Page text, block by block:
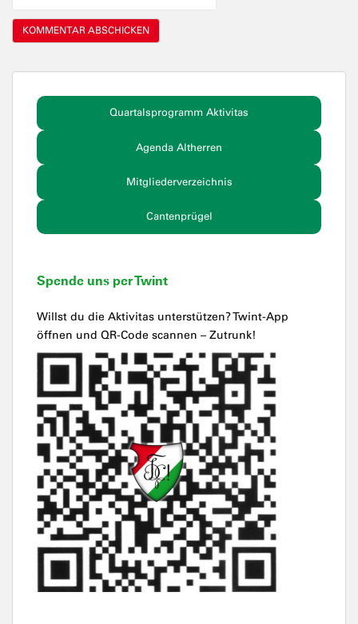
Quartalsprogramm Aktivitas
Agenda Altherren
Mitgliederverzeichnis
Cantenprügel
Spende uns per Twint
Willst du die Aktivitas unterstützen? Twint-App
öffnen und QR-Code scannen – Zutrunk!